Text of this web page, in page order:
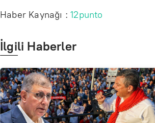
Haber Kaynağı :12punto
İlgili Haberler